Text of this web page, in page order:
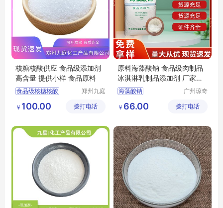
核糖核酸供应 食品级添加剂
高含量 提供小样 食品原料
食品级核糖核酸
核糖核酸价格
核糖核酸生产厂家
郑州九庭
有限公司
￥ 100.00 拨打电话
原料海藻酸钠 食品级肉制品
冰淇淋乳制品添加剂 厂家稳
定剂 增稠剂
海藻酸钠
海藻酸钠价格
海藻酸钠原料
广州琼奇
有限公司
￥ 66.00 拨打电话